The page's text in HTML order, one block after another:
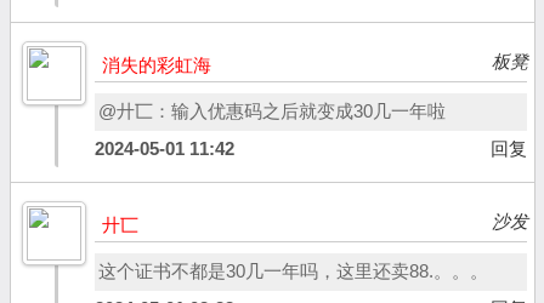
消失的彩虹海 板凳
@廾匸：输入优惠码之后就变成30几一年啦
2024-05-01 11:42
回复
廾匸 沙发
这个证书不都是30几一年吗，这里还卖88.。。。